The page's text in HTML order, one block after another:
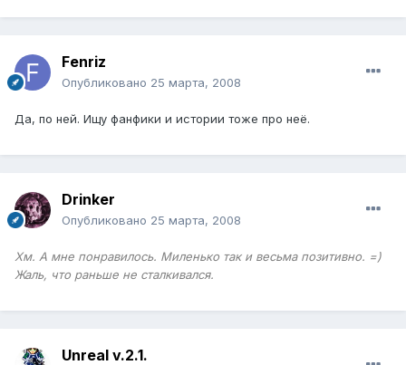
Fenriz
Опубликовано 25 марта, 2008
Да, по ней. Ищу фанфики и истории тоже про неё.
Drinker
Опубликовано 25 марта, 2008
Хм. А мне понравилось. Миленько так и весьма позитивно. =)
Жаль, что раньше не сталкивался.
Unreal v.2.1.